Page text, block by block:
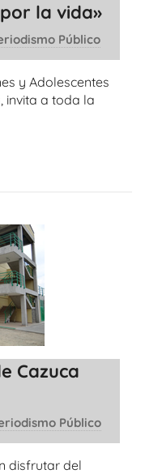
la vida»
Público
y Adolescentes
invita a toda la
Cazuca
Público
disfrutar del